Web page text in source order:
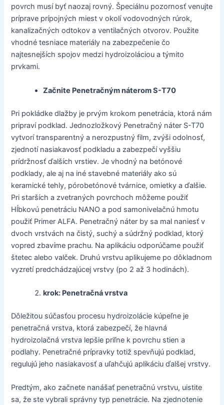
povrch musí byť naozaj rovný. Špeciálnu pozornosť venujte
príprave prípojných miest v okolí vodovodných rúrok,
kanalizačných odtokov a ventilačných otvorov. Použite
vhodné tesniace materiály na zabezpečenie čo
najtesnejších spojov medzi hydroizoláciou a týmito
prvkami.
Začnite Penetračným náterom S-T70
Pri pokládke dlažby je prvým krokom penetrácia, ktorá nám
pripraví podklad. Jednozložkový Penetračný náter S-T70
vytvorí transparentný a nerozpustný film, zvýši odolnosť,
zjednotí nasiakavosť podkladu a zabezpečí vyššiu
prídržnosť ďalších vrstiev. Je vhodný na betónové
podklady, ale aj na iné stavebné materiály ako sú
keramické tehly, pórobetónové tvárnice, omietky a ďalšie.
Pri starších a zvetraných povrchoch môžeme použiť
Hĺbkovú penetráciu NANO a pod samonivelačnú hmotu
použiť Primer ALFA. Penetračný náter by sa mal naniesť v
dvoch vrstvách na čistý, suchý a súdržný podklad, ktorý
vopred zbavíme prachu. Na aplikáciu odporúčame použiť
štetec alebo valček. Druhú vrstvu aplikujeme po dôkladnom
vyzretí predchádzajúcej vrstvy (po 2 až 3 hodinách).
krok: Penetračná vrstva
Dôležitou súčasťou procesu hydroizolácie kúpeľne je
penetračná vrstva, ktorá zabezpečí, že hlavná
hydroizolačná vrstva lepšie priľne k povrchu stien a
podlahy. Penetračné prípravky totiž spevňujú podklad,
regulujú jeho nasiakavosť a uľahčujú aplikáciu ďalšej vrstvy.
Predtým, ako začnete nanášať penetračnú vrstvu, uistite
sa, že ste vybrali správny typ penetrácie. Na zjednotenie